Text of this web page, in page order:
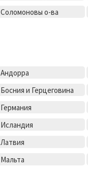
Соломоновы о-ва
Андорра
Босния и Герцеговина
Германия
Исландия
Латвия
Мальта